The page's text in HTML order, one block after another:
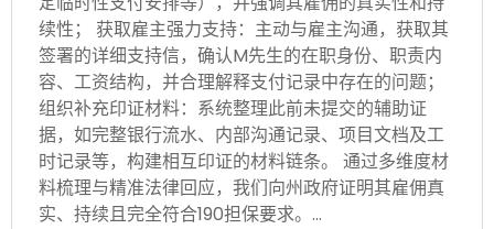
续性； 获取雇主强力支持：主动与雇主沟通，获取其
签署的详细支持信，确认M先生的在职身份、职责内
容、工资结构，并合理解释支付记录中存在的问题；
组织补充印证材料：系统整理此前未提交的辅助证
据，如完整银行流水、内部沟通记录、项目文档及工
时记录等，构建相互印证的材料链条。 通过多维度材
料梳理与精准法律回应，我们向州政府证明其雇佣真
实、持续且完全符合190担保要求。…